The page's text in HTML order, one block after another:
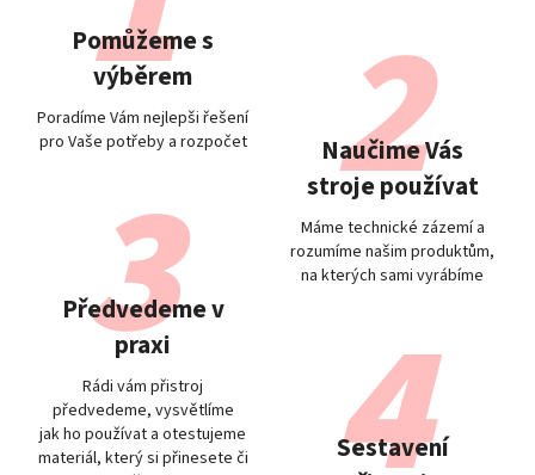
Pomůžeme s
výběrem
Poradíme Vám nejlepši řešení
pro Vaše potřeby a rozpočet
Naučime Vás
stroje používat
Máme technické zázemí a
rozumíme našim produktům,
na kterých sami vyrábíme
Předvedeme v
praxi
Rádi vám přistroj
předvedeme, vysvětlíme
jak ho používat a otestujeme
materiál, který si přinesete či
Sestavení